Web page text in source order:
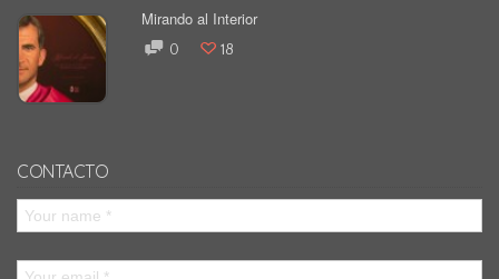
Mirando al Interior
0 18
CONTACTO